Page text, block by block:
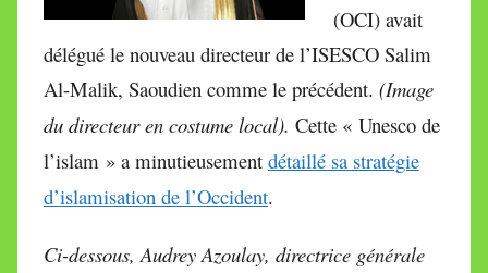
(OCI) avait
délégué le nouveau directeur de l’ISESCO Salim
Al-Malik, Saoudien comme le précédent. (Image
du directeur en costume local). Cette « Unesco de
l’islam » a minutieusement détaillé sa stratégie
d’islamisation de l’Occident.
Ci-dessous, Audrey Azoulay, directrice générale